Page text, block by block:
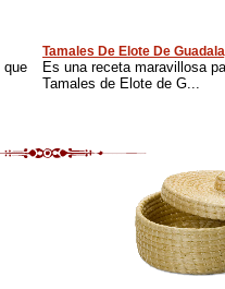
que
Tamales De Elote De
Es una receta maravillosa
Tamales de Elote de G...